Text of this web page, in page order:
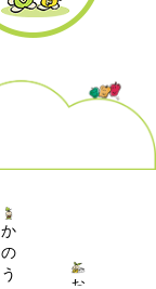
か
の
う
お